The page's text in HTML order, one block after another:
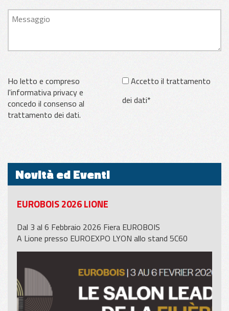
Ho letto e compreso
l'informativa privacy e
concedo il consenso al
trattamento dei dati.
Accetto il trattamento
dei dati*
Novità ed Eventi
EUROBOIS 2026 LIONE
Dal 3 al 6 Febbraio 2026 Fiera EUROBOIS
A Lione presso EUROEXPO LYON allo stand 5C60